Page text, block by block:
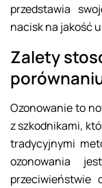
przedstawia
nacisk na jakość
Zalety
Ozonowanie to
z szkodnikami,
tradycyjnymi
ozonowania
przeciwieństwie